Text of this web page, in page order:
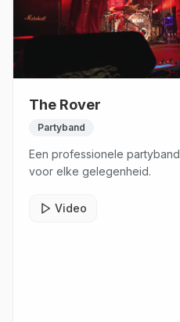
The Rover
Partyband
Een professionele
voor elke gelegenheid.
Video